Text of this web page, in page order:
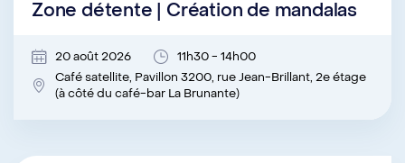
Zone détente | Création de mandalas
20 août 2026
11h30 - 14h00
Café satellite, Pavillon 3200, rue Jean-Brillant, 2e étage
(à côté du café-bar La Brunante)